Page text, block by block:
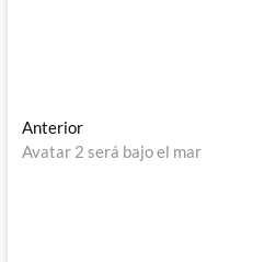
Navegación
de
AnteriorEntrada
anterior:
Avatar 2 será bajo el mar